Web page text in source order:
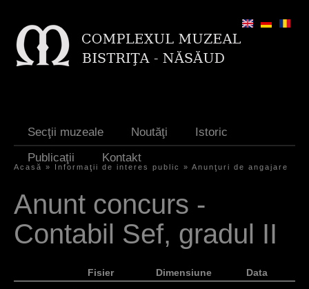
Secţii muzeale Noutăţi
Istoric
Publicaţii
Kontakt
i
e
i
Acasă » Informaţii de interes public » Anunţuri de angajare
Anunt concurs -
Contabil Sef, gradul II
Fisier Dimensiune
Data